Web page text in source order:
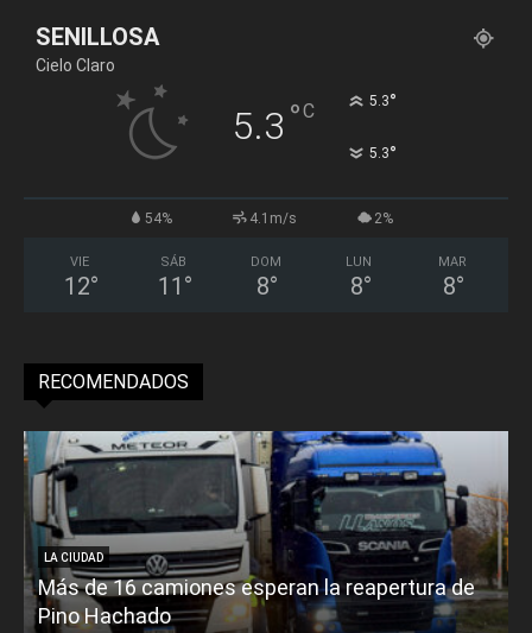
SENILLOSA
Cielo Claro
5.3 °C 5.3°
5.3°
54% 4.1m/s 2%
VIE
12°
SÁB
11 °
DOM
8°
LUN
8°
MAR
8°
RECOMENDADOS
LA CIUDAD
Más de 16 camiones esperan la reapertura de
Pino Hachado